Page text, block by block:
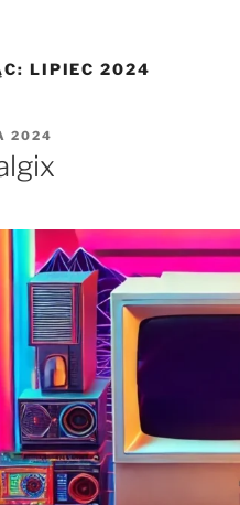
LIPIEC 2024
2024